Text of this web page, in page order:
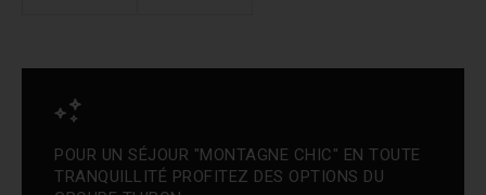
POUR UN SÉJOUR "MONTAGNE CHIC" EN TOUTE
TRANQUILLITÉ PROFITEZ DES OPTIONS DU